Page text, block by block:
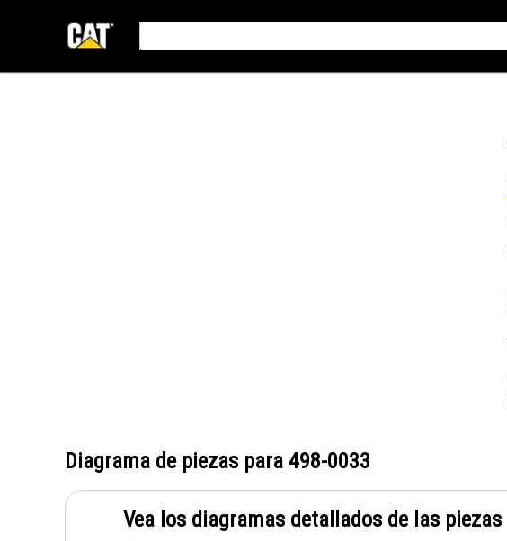
Diagrama de piezas para 498-0033
Vea los diagramas detallados de las piezas